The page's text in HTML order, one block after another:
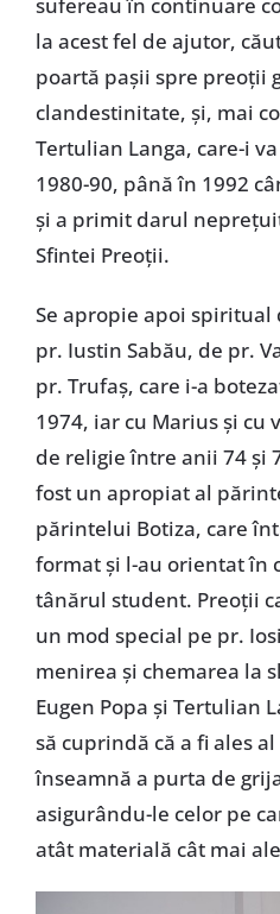
sufereau în continuare
la acest fel de ajutor,
poartă pașii spre preoții
clandestinitate, și, mai
Tertulian Langa, care-i
1980-90, până în 1992
și a primit darul
Sfintei Preoții.
Se apropie apoi spiritual
pr. Iustin Sabău, de pr.
pr. Trufaș, care i-a
1974, iar cu Marius și cu
de religie între anii 74 și
fost un apropiat al
părintelui Botiza, care
format și l-au orientat în
tânărul student. Preoții
un mod special pe pr.
menirea și chemarea la
Eugen Popa și Tertulian
să cuprindă că a fi ales
înseamnă a purta de
asigurându-le celor pe
atât materială cât mai